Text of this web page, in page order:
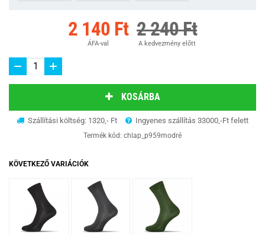
2 140 Ft
ÁFA-val
2 240 Ft
A kedvezmény előtt
KOSÁRBA
Szállítási költség: 1320,- Ft Ingyenes szállítás 33000,-Ft felett
Termék kód: chlap_p959modré
KÖVETKEZŐ VARIÁCIÓK